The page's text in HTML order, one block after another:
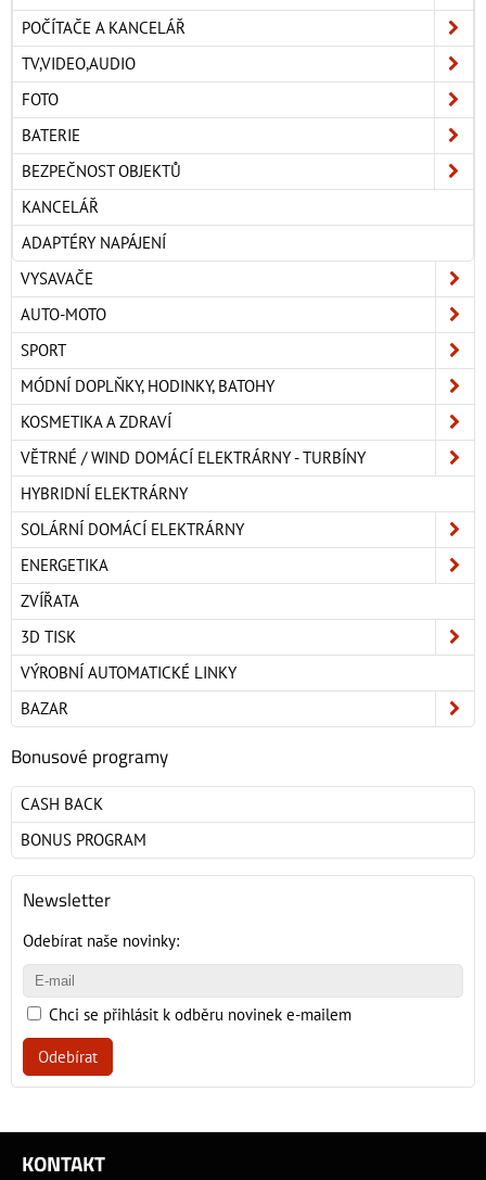
POČÍTAČE A KANCELÁŘ
TV,VIDEO,AUDIO
FOTO
BATERIE
BEZPEČNOST OBJEKTŮ
KANCELÁŘ
ADAPTÉRY NAPÁJENÍ
VYSAVAČE
AUTO-MOTO
SPORT
MÓDNÍ DOPLŇKY, HODINKY, BATOHY
KOSMETIKA A ZDRAVÍ
VĚTRNÉ / WIND DOMÁCÍ ELEKTRÁRNY - TURBÍNY
HYBRIDNÍ ELEKTRÁRNY
SOLÁRNÍ DOMÁCÍ ELEKTRÁRNY
ENERGETIKA
ZVÍŘATA
3D TISK
VÝROBNÍ AUTOMATICKÉ LINKY
BAZAR
Bonusové programy
CASH BACK
BONUS PROGRAM
Newsletter
Odebírat naše novinky:
Chci se přihlásit k odběru novinek e-mailem
Odebírat
KONTAKT